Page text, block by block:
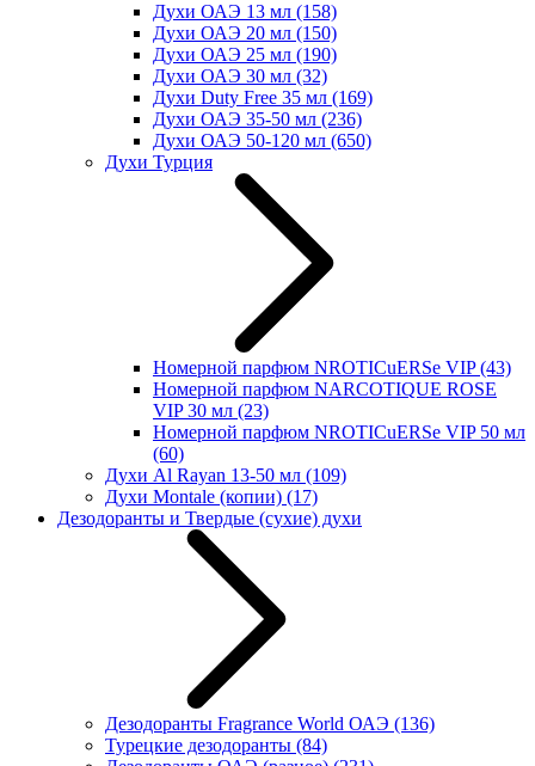
Духи ОАЭ 13 мл (158)
Духи ОАЭ 20 мл (150)
Духи ОАЭ 25 мл (190)
Духи ОАЭ 30 мл (32)
Духи Duty Free 35 мл (169)
Духи ОАЭ 35-50 мл (236)
Духи ОАЭ 50-120 мл (650)
Духи Турция
Номерной парфюм NROTICuERSe VIP(43)
Номерной парфюм NARCOTIQUE ROSE
VIP 30 мл (23)
Номерной парфюм NROTICuERSe VIP 50 мл
(60)
Духи Al Rayan 13-50 мл (109)
Духи Montale (копии) (17)
Дезодоранты и Твердые (сухие) духи
Дезодоранты Fragrance World ОАЭ (136)
Турецкие дезодоранты (84)